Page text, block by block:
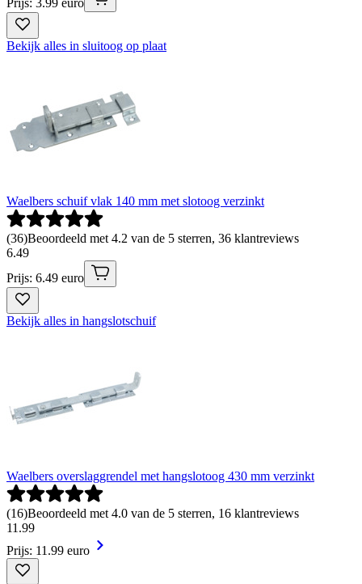
Prijs: 3.99 euro
Bekijk alles in sluitoog op plaat
Waelbers schuif vlak 140 mm met slotoog verzinkt
(36)Beoordeeld met 4.2 van de 5 sterren, 36 klantreviews
6.49
Prijs: 6.49 euro
Bekijk alles in hangslotschuif
Waelbers overslaggrendel met hangslotoog 430 mm verzinkt
(16)Beoordeeld met 4.0 van de 5 sterren, 16 klantreviews
11 .99
Prijs: 11.99 euro